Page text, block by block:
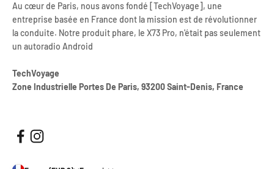
Au cœur de Paris, nous avons fondé [TechVoyage], une
entreprise basée en France dont la mission est de révolutionner
la conduite. Notre produit phare, le X73 Pro, n'était pas seulement
un autoradio Android
TechVoyage
Zone Industrielle Portes De Paris, 93200 Saint-Denis, France